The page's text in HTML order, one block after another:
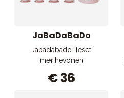
JaBaDaBaDo
Jabadabado Teset
merihevonen
€ 36